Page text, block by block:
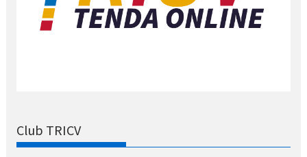
Club TRICV